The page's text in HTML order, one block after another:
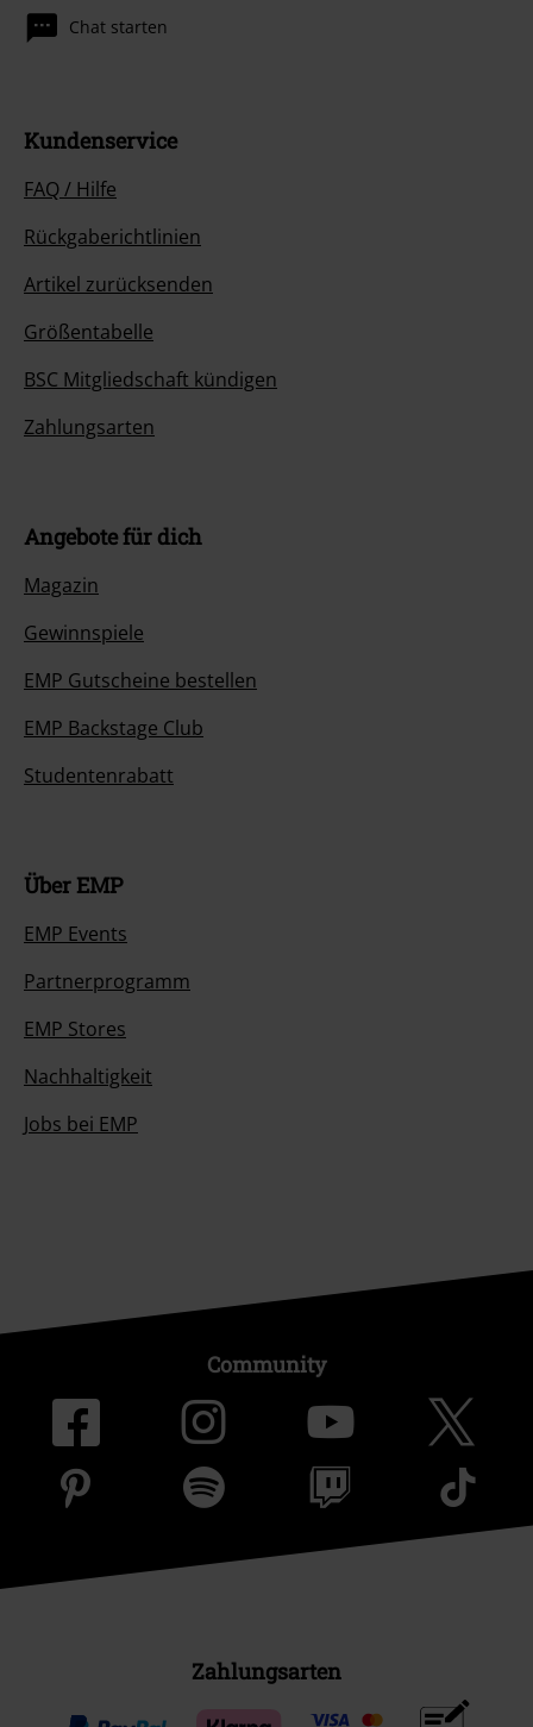
Chat starten
Kundenservice
FAQ / Hilfe
Rückgaberichtlinien
Artikel zurücksenden
Größentabelle
BSC Mitgliedschaft kündigen
Zahlungsarten
Angebote für dich
Magazin
Gewinnspiele
EMP Gutscheine bestellen
EMP Backstage Club
Studentenrabatt
Über EMP
EMP Events
Partnerprogramm
EMP Stores
Nachhaltigkeit
Jobs bei EMP
Community
Zahlungsarten